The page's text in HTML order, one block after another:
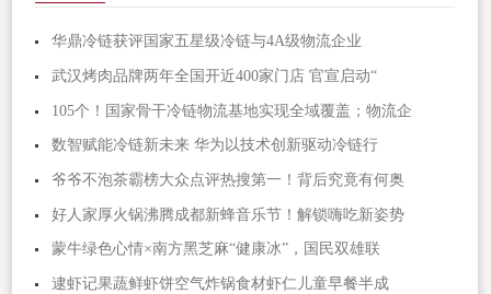
华鼎冷链获评国家五星级冷链与4A级物流企业
武汉烤肉品牌两年全国开近400家门店 官宣启动“
105个！国家骨干冷链物流基地实现全域覆盖；物流企
数智赋能冷链新未来 华为以技术创新驱动冷链行
爷爷不泡茶霸榜大众点评热搜第一！背后究竟有何奥
好人家厚火锅沸腾成都新蜂音乐节！解锁嗨吃新姿势
蒙牛绿色心情×南方黑芝麻“健康冰”，国民双雄联
逮虾记果蔬鲜虾饼空气炸锅食材虾仁儿童早餐半成